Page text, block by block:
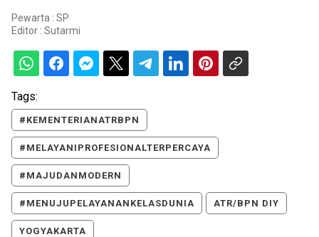
Pewarta : SP
Editor : Sutarmi
Tags:
#KEMENTERIANATRBPN
#MELAYANIPROFESIONALTERPERCAYA
#MAJUDANMODERN
#MENUJUPELAYANANKELASDUNIA ATR/BPN DIY
YOGYAKARTA